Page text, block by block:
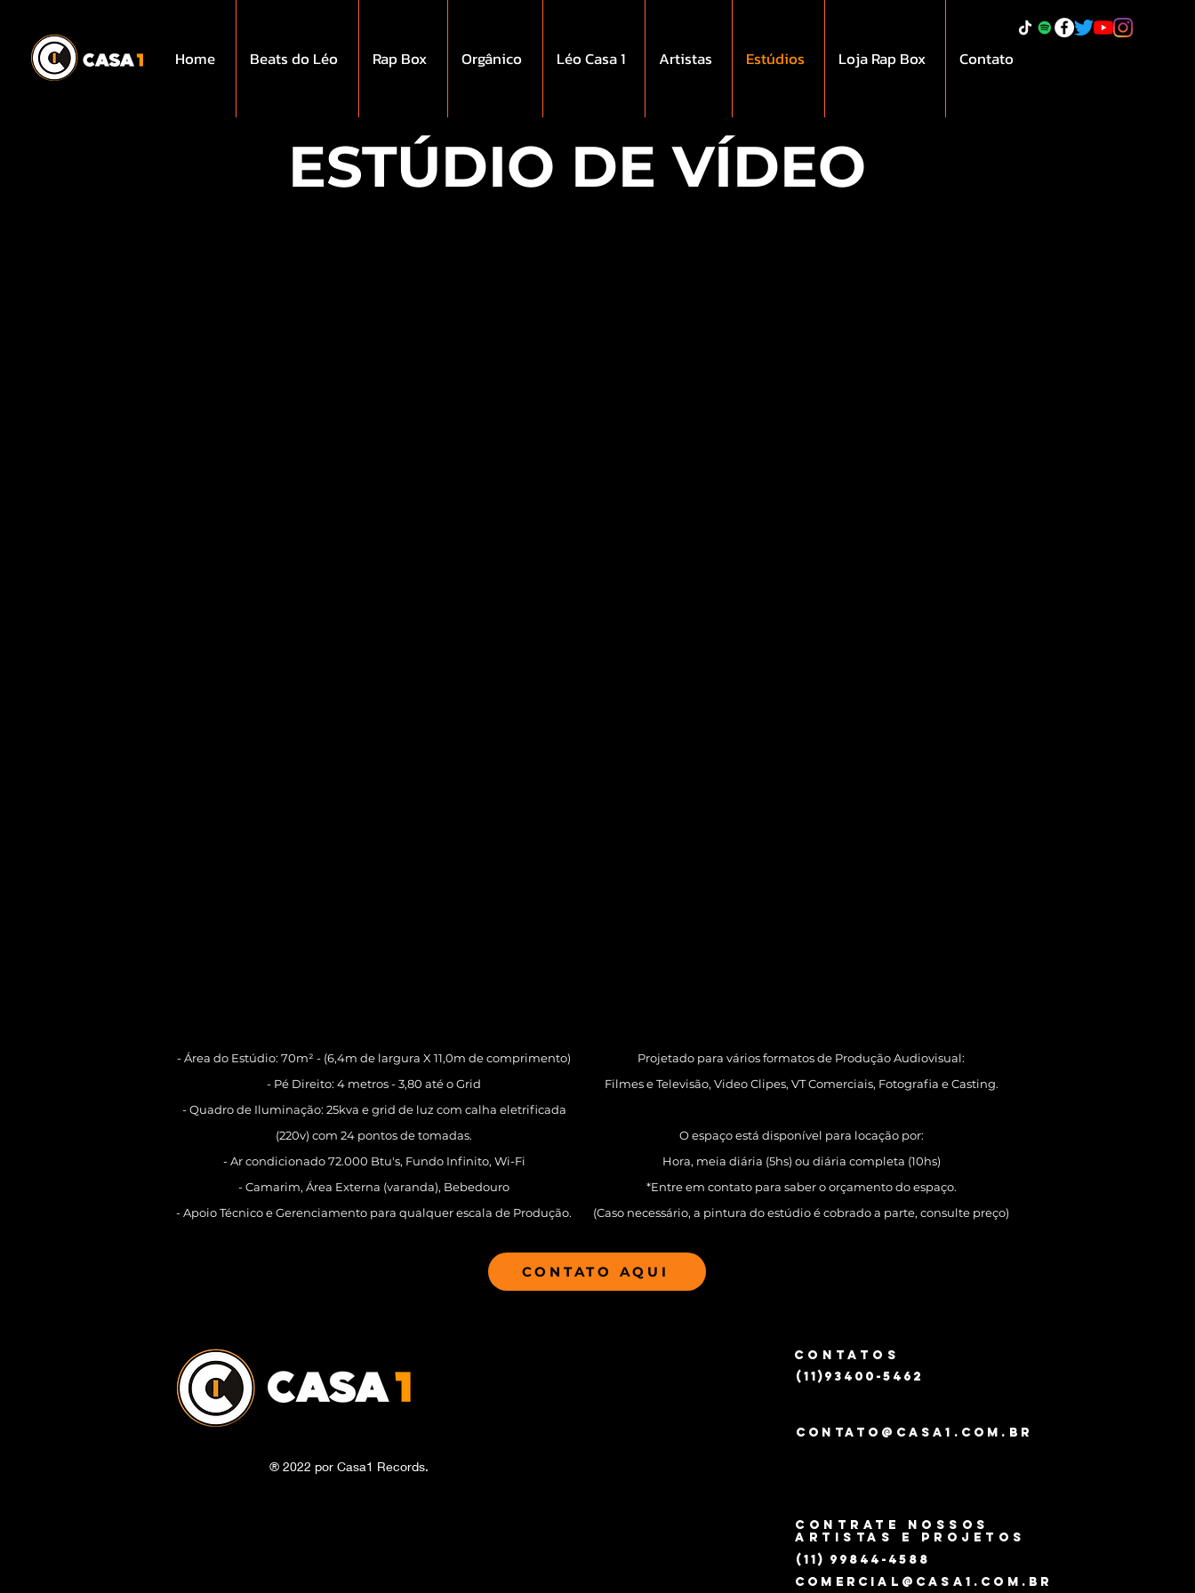
Home Beats do Léo Rap Box Orgânico Léo Casa 1 Artistas Estúdios Loja Rap Box Contato
ESTÚDIO DE VÍDEO
- Área do Estúdio: 70m² - (6,4m de largura X 11,0m de comprimento)
- Pé Direito: 4 metros - 3,80 até o Grid
- Quadro de Iluminação: 25kva e grid de luz com calha eletrificada
(220v) com 24 pontos de tomadas.
- Ar condicionado 72.000 Btu's, Fundo Infinito, Wi-Fi
- Camarim, Área Externa (varanda), Bebedouro
- Apoio Técnico e Gerenciamento para qualquer escala de Produção.
Projetado para vários formatos de Produção Audiovisual:
Filmes e Televisão, Video Clipes, VT Comerciais, Fotografia e Casting.
O espaço está disponível para locação por:
Hora, meia diária (5hs) ou diária completa (10hs)
*Entre em contato para saber o orçamento do espaço.
(Caso necessário, a pintura do estúdio é cobrado a parte, consulte preço)
CONTATO AQUI
CONTATOS
(11)93400-5462
CONTATO@CASA1.COM.BR
® 2022 por Casa1 Records.
CONTRATE NOSSOS
ARTISTAS E PROJETOS
(11) 99844-4588
comercial@CASA1.COM.BR